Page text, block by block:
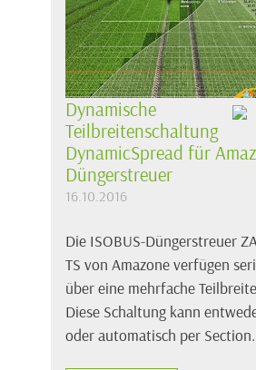
Dynamische
Teilbreitenschaltung
DynamicSpread für
Düngerstreuer
16.10.2016
Die ISOBUS-Düngerstreuer
TS von Amazone verfügen
über eine mehrfache
Diese Schaltung kann
oder automatisch per